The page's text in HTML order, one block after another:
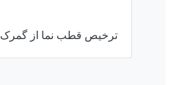
ترخیص قطب نما از گمرک